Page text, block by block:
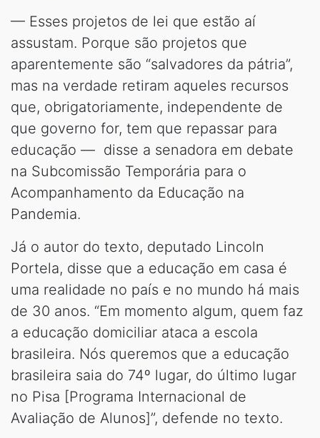
— Esses projetos de lei que estão aí
assustam. Porque são projetos que
aparentemente são “salvadores da pátria”,
mas na verdade retiram aqueles recursos
que, obrigatoriamente, independente de
que governo for, tem que repassar para
educação — disse a senadora em debate
na Subcomissão Temporária para o
Acompanhamento da Educação na
Pandemia.
Já o autor do texto, deputado Lincoln
Portela, disse que a educação em casa é
uma realidade no país e no mundo há mais
de 30 anos. “Em momento algum, quem faz
a educação domiciliar ataca a escola
brasileira. Nós queremos que a educação
brasileira saia do 74º lugar, do último lugar
no Pisa [Programa Internacional de
Avaliação de Alunos]”, defende no texto.